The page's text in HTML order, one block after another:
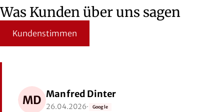
Was Kunden über uns sagen
Kundenstimmen
MD Manfred Dinter
26.04.2026· Google